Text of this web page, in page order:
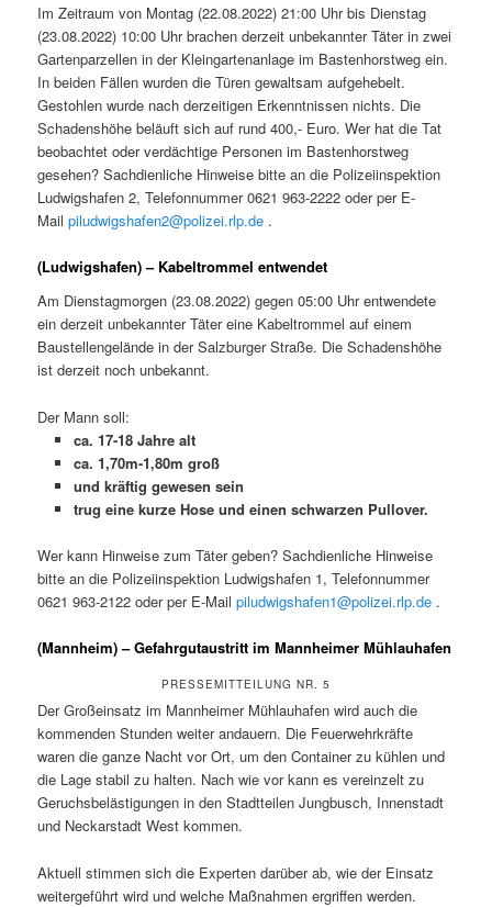
Im Zeitraum von Montag (22.08.2022) 21:00 Uhr bis Dienstag
(23.08.2022) 10:00 Uhr brachen derzeit unbekannter Täter in zwei
Gartenparzellen in der Kleingartenanlage im Bastenhorstweg ein.
In beiden Fällen wurden die Türen gewaltsam aufgehebelt.
Gestohlen wurde nach derzeitigen Erkenntnissen nichts. Die
Schadenshöhe beläuft sich auf rund 400,- Euro. Wer hat die Tat
beobachtet oder verdächtige Personen im Bastenhorstweg
gesehen? Sachdienliche Hinweise bitte an die Polizeiinspektion
Ludwigshafen 2, Telefonnummer 0621 963-2222 oder per E-
Mailpiludwigshafen2@polizei.rlp.de .
(Ludwigshafen) – Kabeltrommel entwendet
Am Dienstagmorgen (23.08.2022) gegen 05:00 Uhr entwendete
ein derzeit unbekannter Täter eine Kabeltrommel auf einem
Baustellengelände in der Salzburger Straße. Die Schadenshöhe
ist derzeit noch unbekannt.
Der Mann soll:
ca. 17-18 Jahre alt
ca. 1,70m-1,80m groß
und kräftig gewesen sein
trug eine kurze Hose und einen schwarzen Pullover.
Wer kann Hinweise zum Täter geben? Sachdienliche Hinweise
bitte an die Polizeiinspektion Ludwigshafen 1, Telefonnummer
0621 963-2122 oder per E-Mailpiludwigshafen1@polizei.rlp.de .
(Mannheim) – Gefahrgutaustritt im Mannheimer Mühlauhafen
PRESSEMITTEILUNG NR. 5
Der Großeinsatz im Mannheimer Mühlauhafen wird auch die
kommenden Stunden weiter andauern. Die Feuerwehrkräfte
waren die ganze Nacht vor Ort, um den Container zu kühlen und
die Lage stabil zu halten. Nach wie vor kann es vereinzelt zu
Geruchsbelästigungen in den Stadtteilen Jungbusch, Innenstadt
und Neckarstadt West kommen.
Aktuell stimmen sich die Experten darüber ab, wie der Einsatz
weitergeführt wird und welche Maßnahmen ergriffen werden.